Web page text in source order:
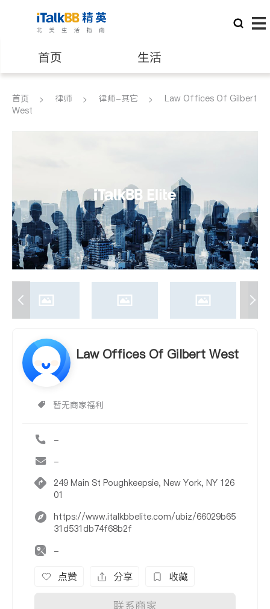
首页 生活
医生 律师
养老 非盈利组织
首页 律师 律师-其它
Law Offices Of Gilbert
West
Law Offices Of Gilbert West
暂无商家福利
-
-
249 Main St Poughkeepsie, New York, NY 126
01
https://www.italkbbelite.com/ubiz/66029b65
31d531db74f68b2f
-
点赞 分享 收藏
联系商家